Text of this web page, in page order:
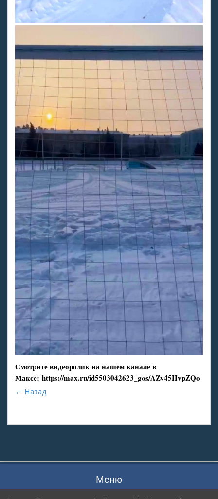
Смотрите видеоролик на нашем канале в
Максе: https://max.ru/id5503042623_gos/AZv45HvpZQo
← Назад
Меню